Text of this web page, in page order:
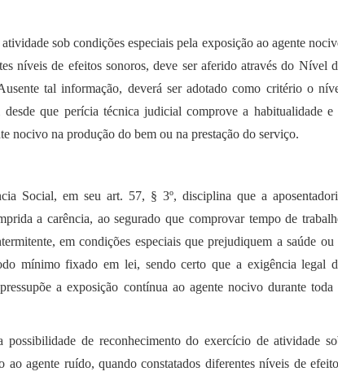
sob condições especiais pela exposição ao agente
níveis de efeitos sonoros, deve ser aferido através do Nível
tal informação, deverá ser adotado como critério o
que perícia técnica judicial comprove a habitualidade e
nocivo na produção do bem ou na prestação do serviço.
Social, em seu art. 57, § 3º, disciplina que a
a carência, ao segurado que comprovar tempo de
em condições especiais que prejudiquem a saúde ou
mínimo fixado em lei, sendo certo que a exigência legal
a exposição contínua ao agente nocivo durante toda
possibilidade de reconhecimento do exercício de atividade
ao agente ruído, quando constatados diferentes níveis de